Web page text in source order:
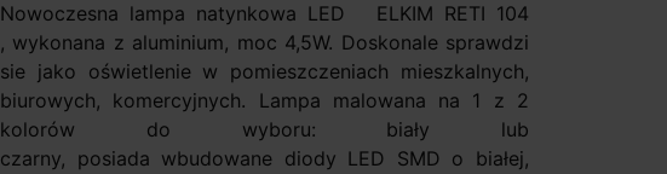
Nowoczesna lampa natynkowa LED ELKIM RETI 104
, wykonana z aluminium, moc 4,5W. Doskonale sprawdzi
sie jako oświetlenie w pomieszczeniach mieszkalnych,
biurowych, komercyjnych. Lampa malowana na 1 z 2
kolorów do wyboru: biały lub
czarny, posiada wbudowane diody LED SMD o białej,